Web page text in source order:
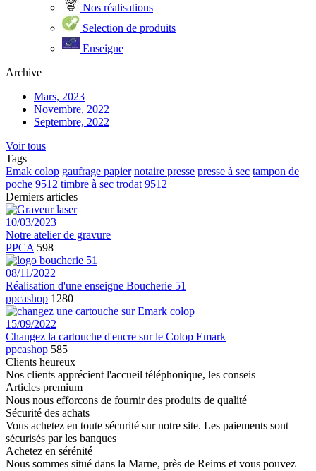
Nos réalisations
Selection de produits
Enseigne
Archive
Mars, 2023
Novembre, 2022
Septembre, 2022
Voir tous
Tags
Emak colop gaufrage papier notaire presse presse à sec tampon de
poche 9512 timbre à sec trodat 9512
Derniers articles
10/03/2023
Notre atelier de gravure
PPCA 598
08/11/2022
Réalisation d'une enseigne Boucherie 51
ppcashop 1280
15/09/2022
Changez la cartouche d'encre sur le Colop Emark
ppcashop 585
Clients heureux
Nos clients apprécient l'accueil téléphonique, les conseis
Articles premium
Nous nous efforcons de fournir des produits de qualité
Sécurité des achats
Vous achetez en toute sécurité sur notre site. Les paiements sont
sécurisés par les banques
Achetez en sérénité
Nous sommes situé dans la Marne, près de Reims et vous pouvez